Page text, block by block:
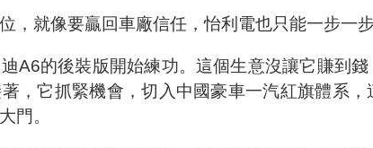
，就像要贏回車廠信任，怡利電也只能一步一步
A6的後裝版開始練功。這個生意沒讓它賺到
，它抓緊機會，切入中國豪車一汽紅旗體系
門。